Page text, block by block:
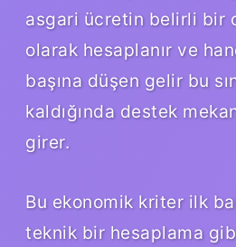
asgari ücretin belirli bir
olarak hesaplanır ve
başına düşen gelir bu
kaldığında destek
girer.
Bu ekonomik kriter ilk
teknik bir hesaplama